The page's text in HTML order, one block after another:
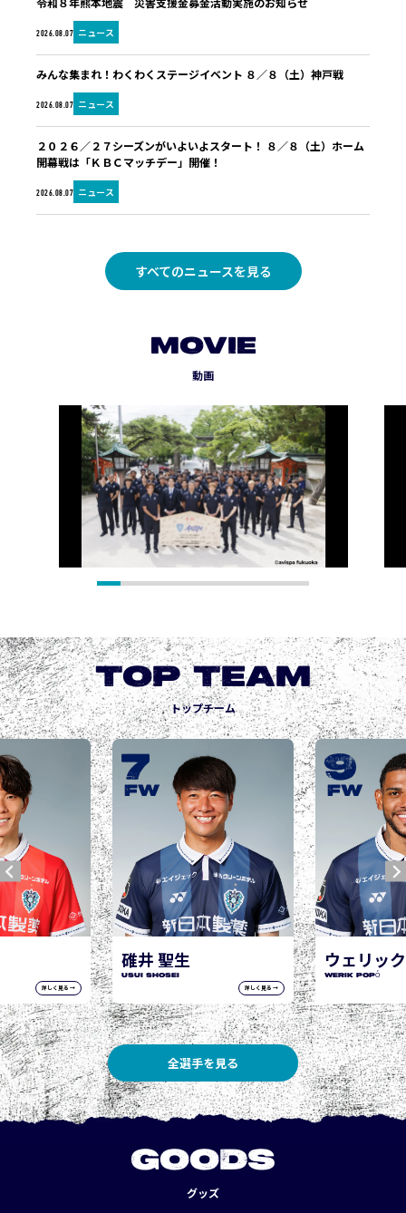
2026.08.07 ニュース
2026.08.07 ニュース
みんな集まれ！わくわくステージイベント ８／８（土）神戸戦
2026.08.07 ニュース
２０２６／２７シーズンがいよいよスタート！ ８／８（土）ホーム
開幕戦は「ＫＢＣマッチデー」開催！
すべてのニュースを見る
MOVIE
動画
TOP TEAM
トップチーム
詳しく見る →
ウェリック ポポ
WERIK POPÓ
詳しく見る →
9
FW
城後 寿
JOGO Hisashi
10
FW
全選手を見る
GOODS
グッズ